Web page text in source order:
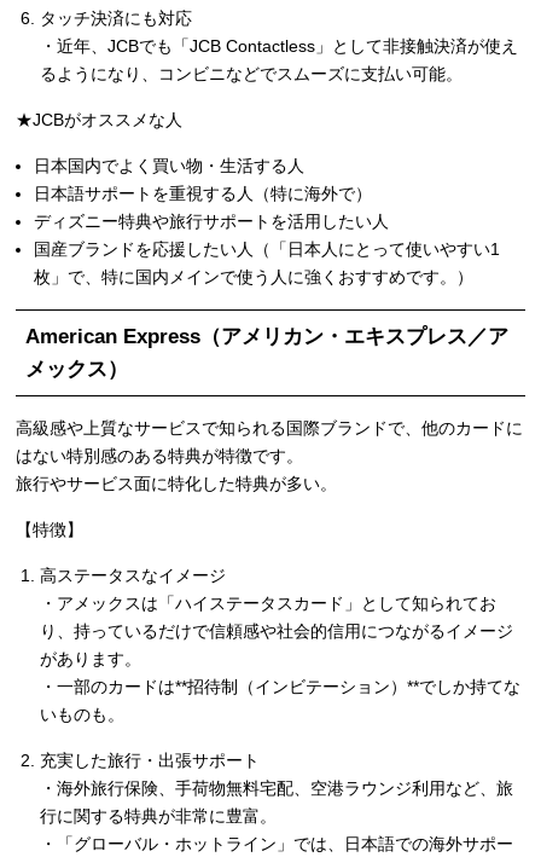
タッチ決済にも対応
・近年、JCBでも「JCB Contactless」として非接触決済が使え
るようになり、コンビニなどでスムーズに支払い可能。
★JCBがオススメな人
日本国内でよく買い物・生活する人
日本語サポートを重視する人（特に海外で）
ディズニー特典や旅行サポートを活用したい人
国産ブランドを応援したい人（「日本人にとって使いやすい1
枚」で、特に国内メインで使う人に強くおすすめです。）
American Express（アメリカン・エキスプレス／ア
メックス）
高級感や上質なサービスで知られる国際ブランドで、他のカードに
はない特別感のある特典が特徴です。
旅行やサービス面に特化した特典が多い。
【特徴】
高ステータスなイメージ
・アメックスは「ハイステータスカード」として知られてお
り、持っているだけで信頼感や社会的信用につながるイメージ
があります。
・一部のカードは**招待制（インビテーション）**でしか持てな
いものも。
充実した旅行・出張サポート
・海外旅行保険、手荷物無料宅配、空港ラウンジ利用など、旅
行に関する特典が非常に豊富。
・「グローバル・ホットライン」では、日本語での海外サポー